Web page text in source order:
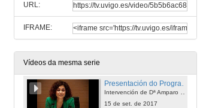
URL:
IFRAME:
Vídeos da mesma serie
II Congreso de Estudos Internacionais de Galicia
Intervención de D. Miguel Anxo Fernández Lores
15 de set. de 2017
Intervención de Dª Amparo González Méndez
15 de set. de 2017